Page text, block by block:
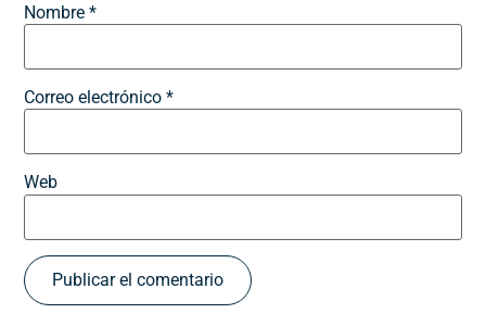
Nombre*
Correo electrónico*
Web